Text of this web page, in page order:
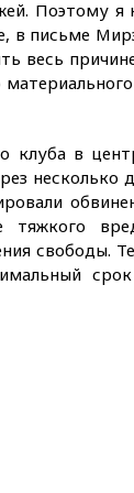
Поэтому
в письме
весь
клуба в
несколько
тяжкого
свободы.